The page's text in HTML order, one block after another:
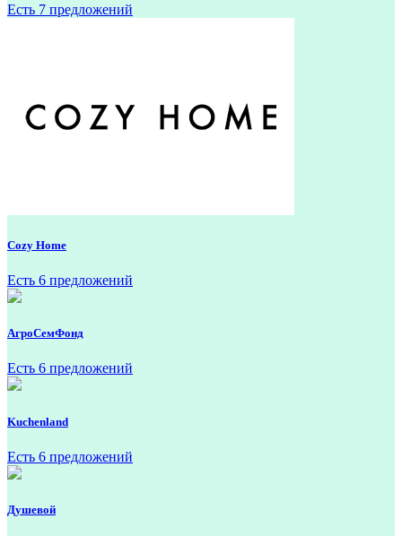
Есть 7 предложений
Cozy Home
Есть 6 предложений
АгроСемФонд
Есть 6 предложений
Kuchenland
Есть 6 предложений
Душевой